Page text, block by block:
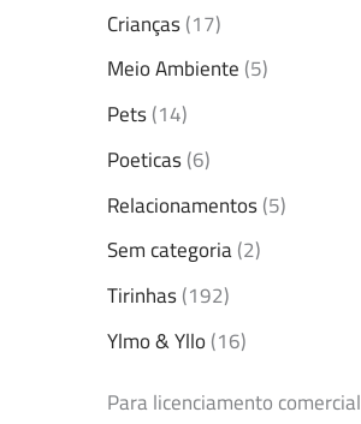
Crianças(17)
Meio Ambiente(5)
Pets(14)
Poeticas(6)
Relacionamentos(5)
Sem categoria(2)
Tirinhas(192)
Ylmo & Yllo(16)
Para licenciamento comercial